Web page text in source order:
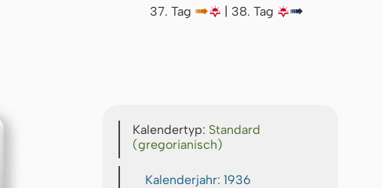
37. Tag ↦🌇 | 38. Tag 🌇↦
Kalendertyp: Standard
(gregorianisch)
Kalenderjahr: 1936